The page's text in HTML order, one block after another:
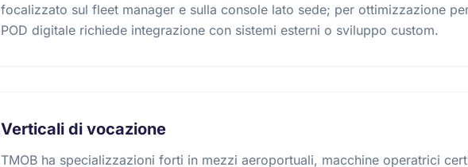
focalizzato sul fleet manager e sulla console lato sede; per ottimizzazione
POD digitale richiede integrazione con sistemi esterni o sviluppo custom.
Verticali di vocazione
TMOB ha specializzazioni forti in mezzi aeroportuali, macchine operatrici